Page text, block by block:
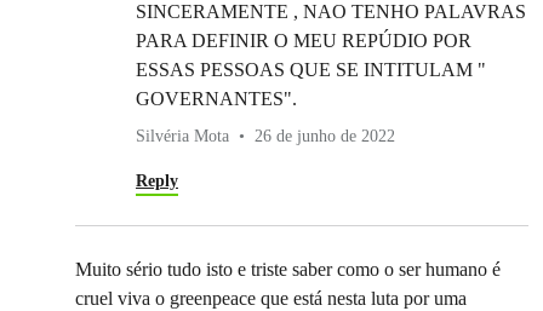
SINCERAMENTE , NAO TENHO PALAVRAS
PARA DEFINIR O MEU REPÚDIO POR
ESSAS PESSOAS QUE SE INTITULAM "
GOVERNANTES".
Silvéria Mota 26 de junho de 2022
Reply
Muito sério tudo isto e triste saber como o ser humano é
cruel viva o greenpeace que está nesta luta por uma